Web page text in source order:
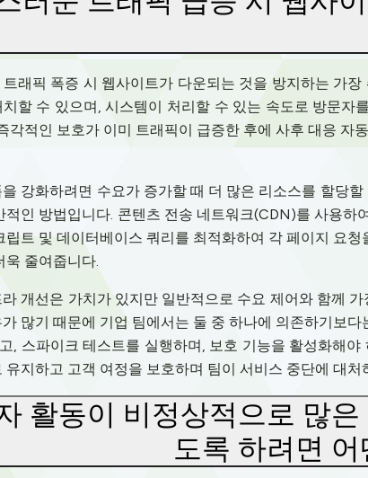
래픽 폭증 시 웹사이트가 다운되는 것을 방지하는 가
할 수 있으며, 시스템이 처리할 수 있는 속도로 방문자
각적인 보호가 이미 트래픽이 급증한 후에 사후 대응 자
강화하려면 수요가 증가할 때 더 많은 리소스를 할당
적인 방법입니다. 콘텐츠 전송 네트워크(CDN)를 사용
립트 및 데이터베이스 쿼리를 최적화하여 각 페이지 요
욱 줄여줍니다.
개선은 가치가 있지만 일반적으로 수요 제어와 함께
많기 때문에 기업 팀에서는 둘 중 하나에 의존하기보
, 스파이크 테스트를 실행하며, 보호 기능을 활성화해
유지하고 고객 여정을 보호하며 팀이 서비스 중단에 대
활동이 비정상적으로 많
도록 하려면